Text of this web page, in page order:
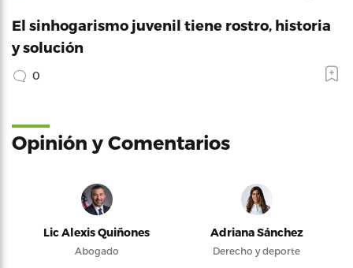
El sinhogarismo juvenil tiene rostro, historia
y solución
0
Opinión y Comentarios
Lic Alexis Quiñones
Abogado
Adriana Sánchez
Derecho y deporte